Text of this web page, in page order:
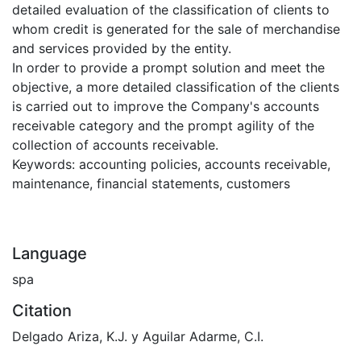
detailed evaluation of the classification of clients to
whom credit is generated for the sale of merchandise
and services provided by the entity.
In order to provide a prompt solution and meet the
objective, a more detailed classification of the clients
is carried out to improve the Company's accounts
receivable category and the prompt agility of the
collection of accounts receivable.
Keywords: accounting policies, accounts receivable,
maintenance, financial statements, customers
Language
spa
Citation
Delgado Ariza, K.J. y Aguilar Adarme, C.I.